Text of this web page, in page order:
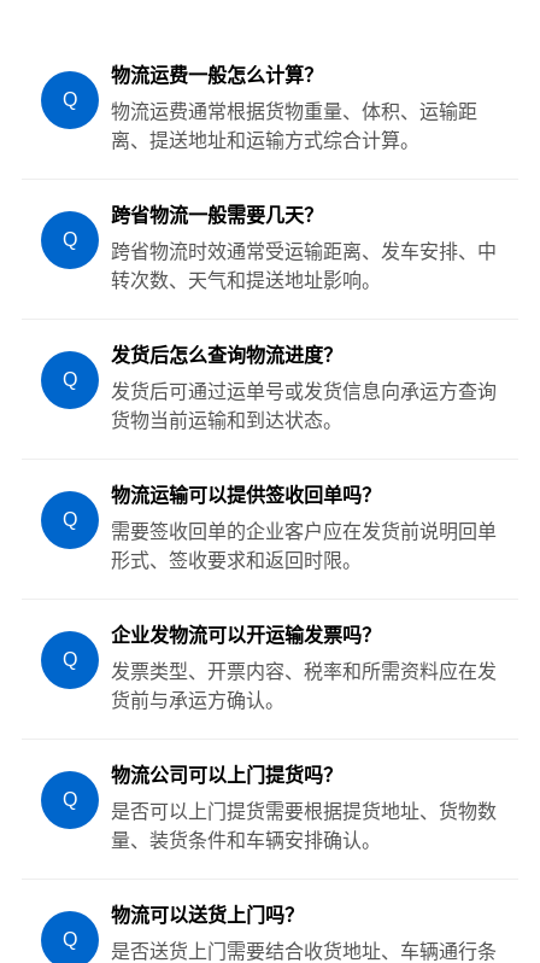
Q
物流运费一般怎么计算？
物流运费通常根据货物重量、体积、运输距
离、提送地址和运输方式综合计算。
Q
跨省物流一般需要几天？
跨省物流时效通常受运输距离、发车安排、中
转次数、天气和提送地址影响。
Q
发货后怎么查询物流进度？
发货后可通过运单号或发货信息向承运方查询
货物当前运输和到达状态。
Q
物流运输可以提供签收回单吗？
需要签收回单的企业客户应在发货前说明回单
形式、签收要求和返回时限。
Q
企业发物流可以开运输发票吗？
发票类型、开票内容、税率和所需资料应在发
货前与承运方确认。
Q
物流公司可以上门提货吗？
是否可以上门提货需要根据提货地址、货物数
量、装货条件和车辆安排确认。
Q
物流可以送货上门吗？
是否送货上门需要结合收货地址、车辆通行条